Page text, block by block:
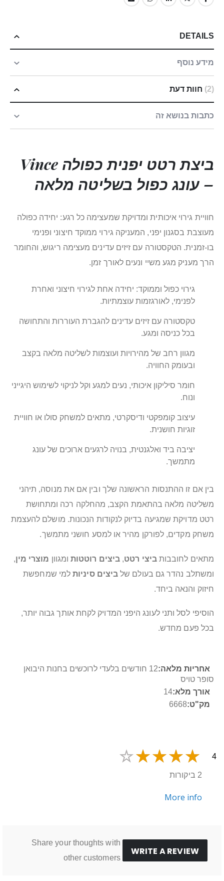
DETAILS
מידע נוסף
2 חוות דעת
כתבות בנושא זה
ביצת רטט יפנית כפולה Vince
– עונג כפול בשליטה מלאה
חוויית גירוי איכותית ומדויקת שמעצימה כל רגע: יחידה כפולה
מעוצבת בסגנון יפני, המעניקה גירוי ממוקד חיצוני ופנימי
בו-זמנית. הטקסטורה עם זיזים עדינים מעצימה ריגוש, והחומר
הרך מעניק מגע משיי ונעים לאורך זמן.
גירוי כפול וממוקד: יחידה אחת לגירוי חיצוני ואחרת
לפנימי, לאורגזמות עוצמתיות.
טקסטורה עם זיזים עדינים להגברת העוררות והתחושה
בכל כניסה ומגע.
מגוון רחב של מהירויות ועוצמות לשליטה מלאה בקצב
ובעומק החוויה.
חומר סיליקון איכותי, נעים למגע וקל לניקוי לשימוש היגייני
ונוח.
עיצוב קומפקטי ודיסקרטי, מתאים למשחק סולו או חוויית
זוגיות חושנית.
יציבה ביד ואלגנטית, בנויה לרגעים ארוכים של עונג
מתמשך.
בין אם זו ההתנסות הראשונה שלך ובין אם את מנוסה, תיהני
משליטה מלאה בהתאמת הקצב, מהחלקה רכה ומתחושת
רטט מדויקת שמגיעה בדיוק לנקודות הנכונות. מושלם להעצמת
משחק מקדים, לפורקן מהיר או למסע חושני מתמשך.
מתאים לחובבותביצי רטט, ביצים רוטטותומגוון מוצרי מין,
ומשתלב נהדר גם בעולם של ביצים סיניותלמי שמחפשת
חיזוק והנאה ביחד.
הוסיפי לסל ותני לעונג היפני המדויק לקחת אותך גבוה יותר,
בכל פעם מחדש.
מידע
נוסף
12 חודשים בלעדי לרוכשים בחנות היבואן
סופר טויס
14
6668
4
2 ביקורות
More info
WRITE A REVIEW
Share your thoughts with
other customers